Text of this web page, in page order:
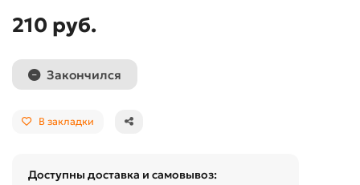
210 руб.
Закончился
В закладки
Доступны доставка и самовывоз: